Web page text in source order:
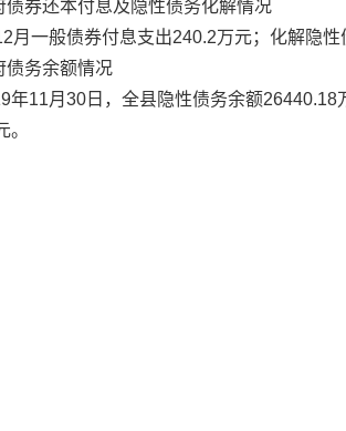
债券还本付息及隐性债务化解情况
月一般债券付息支出240.2万元；化解隐性
债务余额情况
年11月30日，全县隐性债务余额